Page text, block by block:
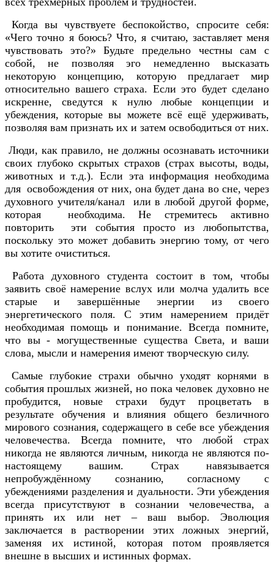
Когда вы чувствуете беспокойство, спросите себя:
«Чего точно я боюсь? Что, я считаю, заставляет меня
чувствовать это?» Будьте предельно честны сам с
собой, не позволяя эго немедленно высказать
некоторую концепцию, которую предлагает мир
относительно вашего страха. Если это будет сделано
искренне, сведутся к нулю любые концепции и
убеждения, которые вы можете всё ещё удерживать,
позволяя вам признать их и затем освободиться от них.
Люди, как правило, не должны осознавать источники
своих глубоко скрытых страхов (страх высоты, воды,
животных и т.д.). Если эта информация необходима
для освобождения от них, она будет дана во сне, через
духовного учителя/канал или в любой другой форме,
которая необходима. Не стремитесь активно
повторить эти события просто из любопытства,
поскольку это может добавить энергию тому, от чего
вы хотите очиститься.
Работа духовного студента состоит в том, чтобы
заявить своё намерение вслух или молча удалить все
старые и завершённые энергии из своего
энергетического поля. С этим намерением придёт
необходимая помощь и понимание. Всегда помните,
что вы - могущественные существа Света, и ваши
слова, мысли и намерения имеют творческую силу.
Самые глубокие страхи обычно уходят корнями в
события прошлых жизней, но пока человек духовно не
пробудится, новые страхи будут процветать в
результате обучения и влияния общего безличного
мирового сознания, содержащего в себе все убеждения
человечества. Всегда помните, что любой страх
никогда не являются личным, никогда не являются по-
настоящему вашим. Страх навязывается
непробуждённому сознанию, согласному с
убеждениями разделения и дуальности. Эти убеждения
всегда присутствуют в сознании человечества, а
принять их или нет – ваш выбор. Эволюция
заключается в растворении этих ложных энергий,
заменяя их истиной, которая потом проявляется
внешне в высших и истинных формах.